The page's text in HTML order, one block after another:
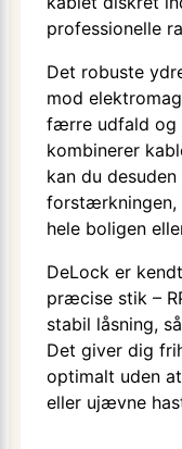
professionelle
Det robuste
mod
færre udfald og
kombinerer
kan du
forstærkningen,
hele boligen
DeLock er
præcise stik –
stabil låsning,
Det giver dig
optimalt uden
eller ujævne